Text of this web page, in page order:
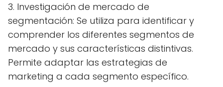
3. Investigación de mercado de
segmentación: Se utiliza para identificar y
comprender los diferentes segmentos de
mercado y sus características distintivas.
Permite adaptar las estrategias de
marketing a cada segmento específico.